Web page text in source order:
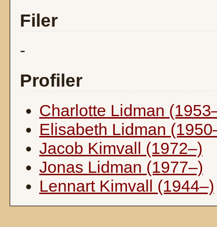
Filer
-
Profiler
Charlotte Lidman
Elisabeth Lidman
Jacob Kimvall (1972–)
Jonas Lidman (1977–)
Lennart Kimvall (1944–)